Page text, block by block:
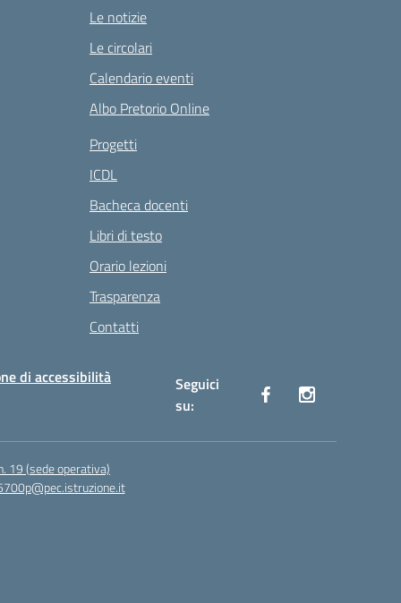
Le notizie
Le circolari
Calendario eventi
Albo Pretorio Online
Progetti
ICDL
Bacheca docenti
Libri di testo
Orario lezioni
Trasparenza
Contatti
di accessibilità
Seguici
su:
19 (sede operativa)